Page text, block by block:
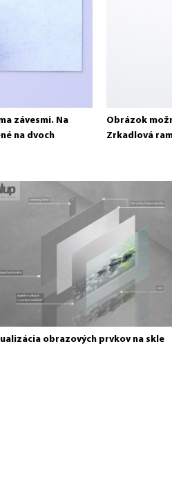
závesmi. Na
na dvoch
Obrázok
Zrkadlová
obrazových prvkov na skle